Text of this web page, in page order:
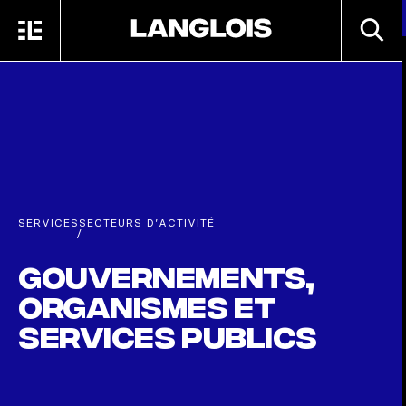
MENU
SERVICES
/
SECTEURS D’ACTIVITÉ
Gouvernements,
organismes et
services publics